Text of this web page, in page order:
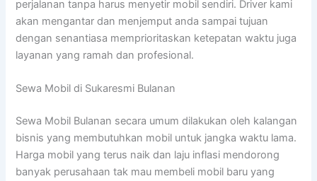
perjalanan tanpa harus menyetir mobil sendiri. Driver kami
akan mengantar dan menjemput anda sampai tujuan
dengan senantiasa memprioritaskan ketepatan waktu juga
layanan yang ramah dan profesional.
Sewa Mobil di Sukaresmi Bulanan
Sewa Mobil Bulanan secara umum dilakukan oleh kalangan
bisnis yang membutuhkan mobil untuk jangka waktu lama.
Harga mobil yang terus naik dan laju inflasi mendorong
banyak perusahaan tak mau membeli mobil baru yang